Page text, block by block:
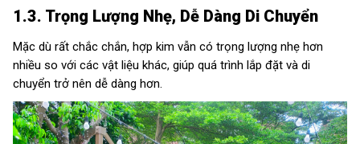
1.3. Trọng Lượng Nhẹ, Dễ Dàng Di Chuyển
Mặc dù rất chắc chắn, hợp kim vẫn có trọng lượng nhẹ hơn
nhiều so với các vật liệu khác, giúp quá trình lắp đặt và di
chuyển trở nên dễ dàng hơn.